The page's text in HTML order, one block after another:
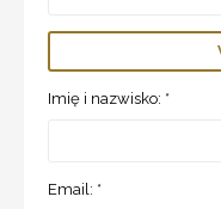
Imię i nazwisko: *
Email: *